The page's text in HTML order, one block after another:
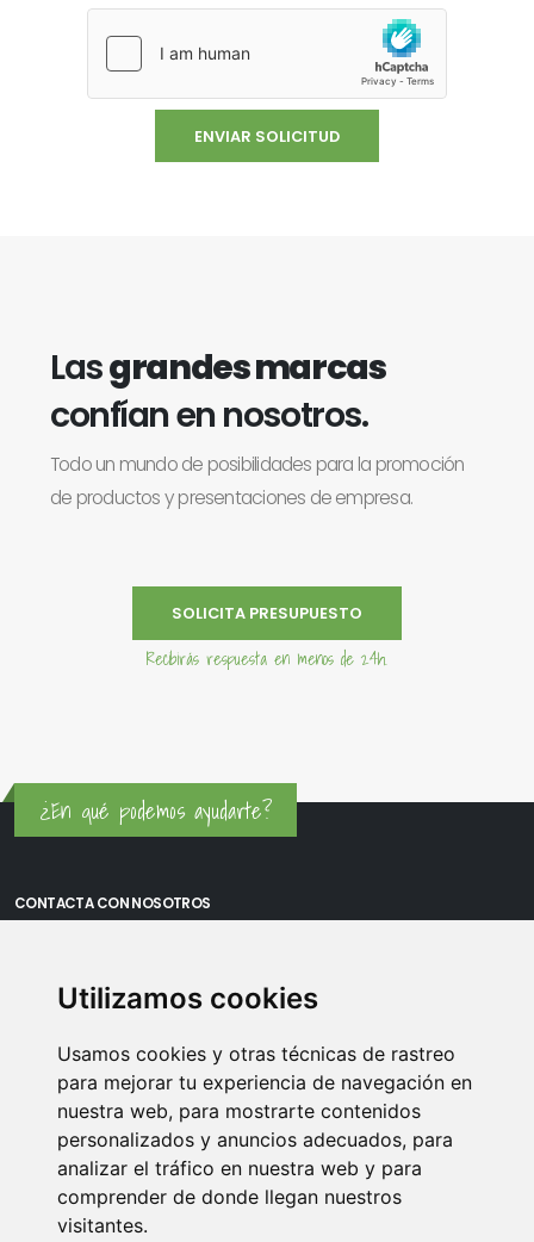
Utilizamos cookies
Usamos cookies y otras técnicas de rastreo
para mejorar tu experiencia de navegación en
nuestra web, para mostrarte contenidos
personalizados y anuncios adecuados, para
analizar el tráfico en nuestra web y para
comprender de donde llegan nuestros
visitantes.
Lasgrandes marcas
confían en nosotros.
Todo un mundo de posibilidades para la promoción
de productos y presentaciones de empresa.
SOLICITA PRESUPUESTO
Recibirás respuesta en menos de 24h.
¿En qué podemos ayudarte?
CONTACTA CON NOSOTROS
Oficina Vitoria: Boulevard de Salburua 8, planta 3, 01002 - Vitoria-
Email:info@memoriasusb.com